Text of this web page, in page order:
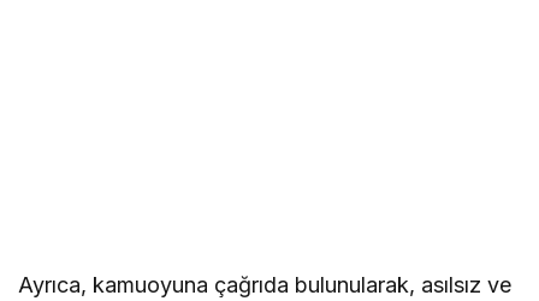
Ayrıca, kamuoyuna çağrıda bulunularak, asılsız ve